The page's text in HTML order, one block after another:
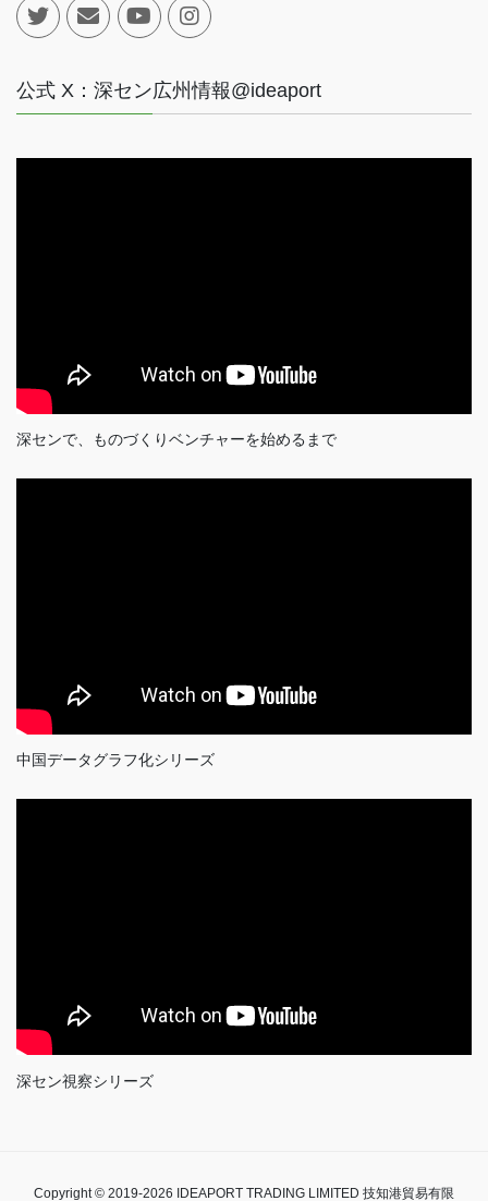
公式 X：深セン広州情報@ideaport
深センで、ものづくりベンチャーを始めるまで
中国データグラフ化シリーズ
深セン視察シリーズ
Copyright © 2019-2026 IDEAPORT TRADING LIMITED 技知港貿易有限